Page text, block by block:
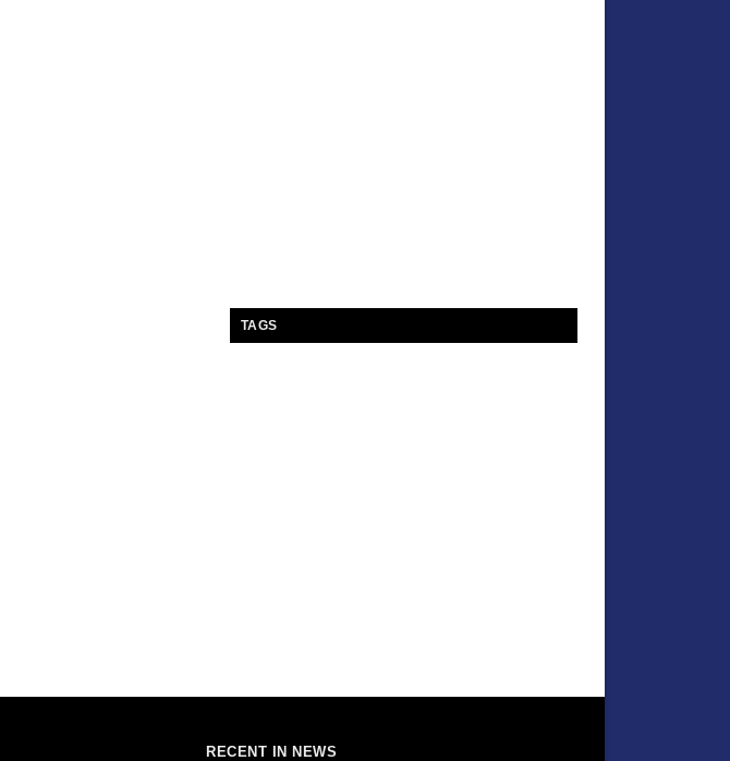
TAGS
RECENT IN NEWS